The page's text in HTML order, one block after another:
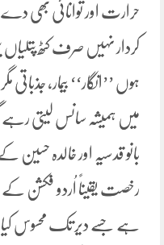
حرارت اور توانائی بھی دے
کردار نہیں صرف کٹھ
ہوں ’’انگار‘‘ بیمار،
میں ہمیشہ سانس لیتی رہے
بانو قدسیہ اور خالدہ حسین
رخصت یقیناً اُردو فکشن
ہے جسے دیر تک محسوس کیا